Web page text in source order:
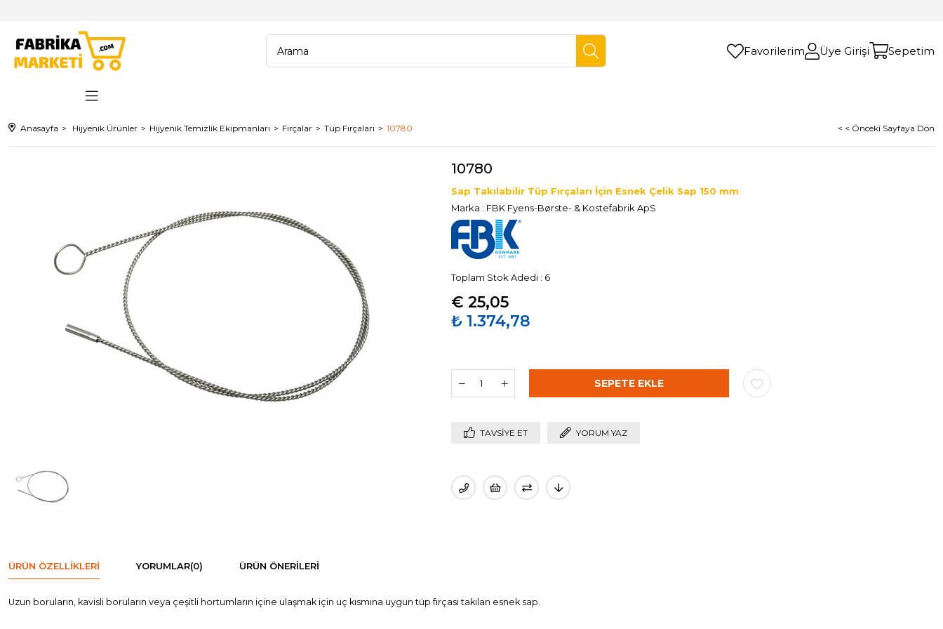
Favorilerim Üye Girişi Sepetim
Anasayfa Hijyenik Ürünler Hijyenik Temizlik Ekipmanları Fırçalar Tüp Fırçaları 10780 < < Önceki Sayfaya Dön
10780
Sap Takılabilir Tüp Fırçaları İçin Esnek Çelik Sap 150 mm
Marka : FBK Fyens-Børste- & Kostefabrik ApS
Toplam Stok Adedi : 6
€ 25,05
₺ 1.374,78
TAVSIYE ET YORUM YAZ
ÜRÜN ÖZELLIKLERI YORUMLAR(0) ÜRÜN ÖNERILERI
Uzun boruların, kavisli boruların veya çeşitli hortumların içine ulaşmak için uç kısmına uygun tüp fırçası takılan esnek sap.